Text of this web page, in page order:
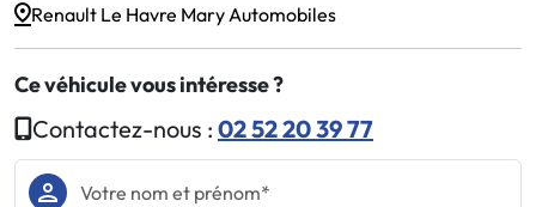
Renault Le Havre Mary Automobiles
Ce véhicule vous intéresse ?
Contactez-nous : 02 52 20 39 77